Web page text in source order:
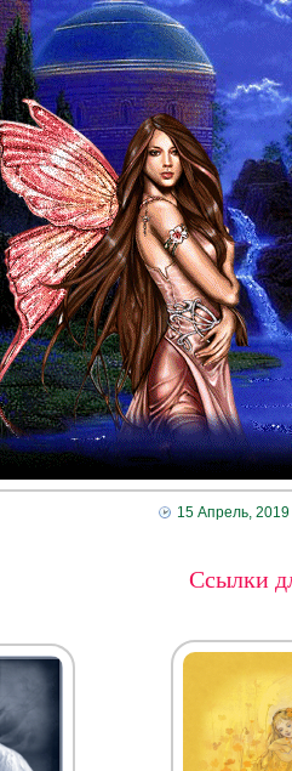
15 Апрель, 2019
Ссылки